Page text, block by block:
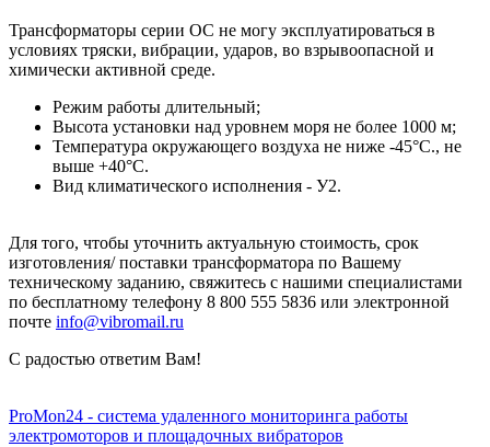
Трансформаторы серии ОС не могу эксплуатироваться в
условиях тряски, вибрации, ударов, во взрывоопасной и
химически активной среде.
Режим работы длительный;
Высота установки над уровнем моря не более 1000 м;
Температура окружающего воздуха не ниже -45°С., не
выше +40°С.
Вид климатического исполнения - У2.
Для того, чтобы уточнить актуальную стоимость, срок
изготовления/ поставки трансформатора по Вашему
техническому заданию, свяжитесь с нашими специалистами
по бесплатному телефону 8 800 555 5836 или электронной
почте info@vibromail.ru
С радостью ответим Вам!
ProMon24 - система удаленного мониторинга работы
электромоторов и площадочных вибраторов